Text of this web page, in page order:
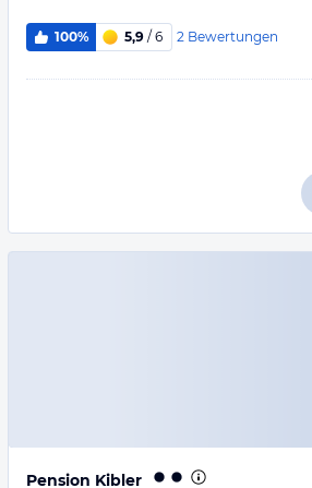
100% 5,9 / 6 2 Bewertungen
Pension Kibler